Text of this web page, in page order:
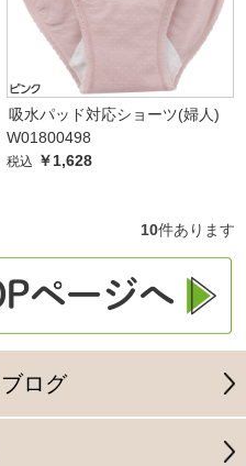
吸水パッド対応ショーツ(婦人)
W01800498
税込 ￥1,628
10件あります
ログ